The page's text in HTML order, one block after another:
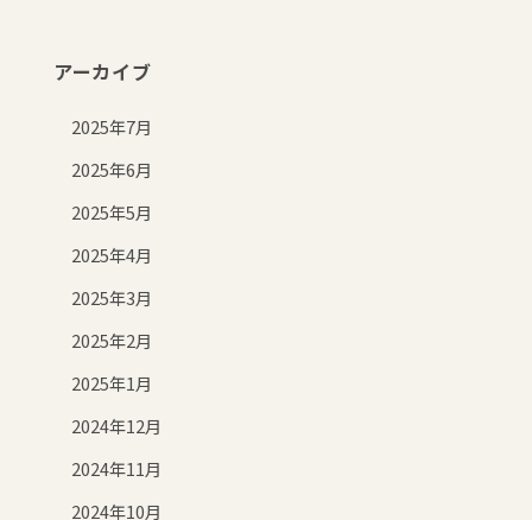
アーカイブ
2025年7月
2025年6月
2025年5月
2025年4月
2025年3月
2025年2月
2025年1月
2024年12月
2024年11月
2024年10月